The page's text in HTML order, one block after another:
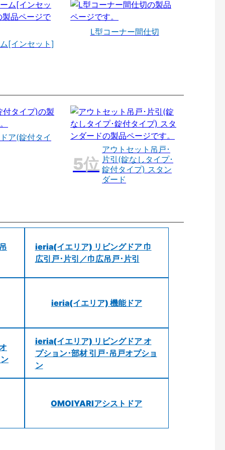
[インセット]
L型コーナー間仕切
ア(錠付タイ
アウトセット吊戸･
片引(錠なしタイプ･
錠付タイプ) スタン
ダード
ieria(イエリア) リビングドア 巾
広引戸･片引／巾広吊戸･片引
ieria(イエリア) 機能ドア
ieria(イエリア) リビングドア オ
プション･部材 引戸･吊戸オプショ
ン
OMOIYARIアシストドア